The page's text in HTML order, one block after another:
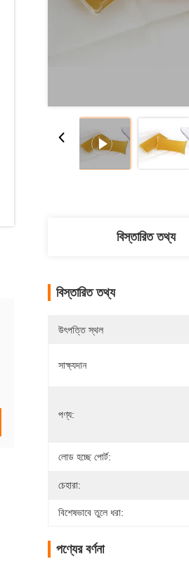
বিস্তারিত তথ্য
বিস্তারিত তথ্য
উৎপত্তি স্থল
সাক্ষ্যদান
পণ্য:
লোড হচ্ছে পোর্ট:
চেহারা:
বিশেষভাবে তুলে ধরা:
পণ্যের বর্ণনা